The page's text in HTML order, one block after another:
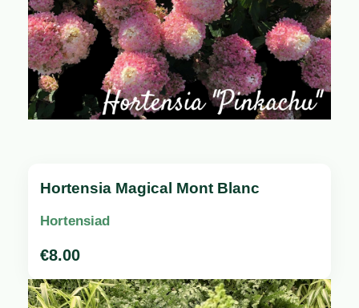
Hortensia Magical Mont Blanc
Hortensiad
€8.00